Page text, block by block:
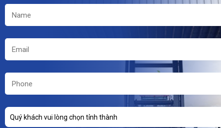
Quý khách vui lòng chọn tỉnh thành